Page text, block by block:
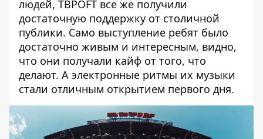
людей, TBPOFT все же получили
достаточную поддержку от столичной
публики. Само выступление ребят было
достаточно живым и интересным, видно,
что они получали кайф от того, что
делают. А электронные ритмы их музыки
стали отличным открытием первого дня.